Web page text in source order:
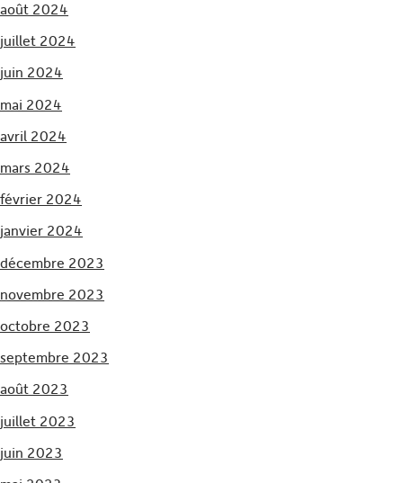
août 2024
juillet 2024
juin 2024
mai 2024
avril 2024
mars 2024
février 2024
janvier 2024
décembre 2023
novembre 2023
octobre 2023
septembre 2023
août 2023
juillet 2023
juin 2023